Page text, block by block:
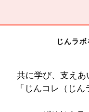
じんラ
共に学び、支えあ
「じんコレ（じ